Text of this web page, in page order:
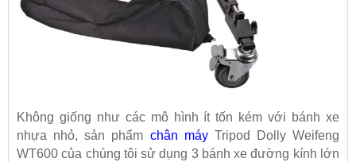
Không giống như các mô hình ít tốn kém với bánh xe
nhựa nhỏ, sản phẩm chân máyTripod Dolly Weifeng
WT600 của chúng tôi sử dụng 3 bánh xe đường kính lớn